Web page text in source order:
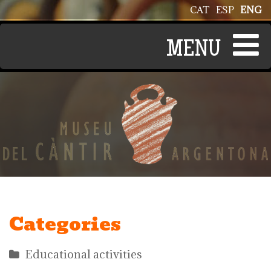
Skip to main content ENG
ESP
CAT
Categories
Educational activities